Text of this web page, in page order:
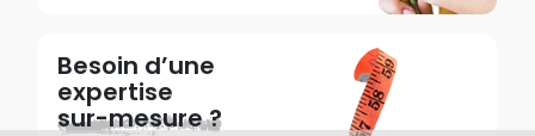
Besoin d’une
expertise
sur-mesure ?